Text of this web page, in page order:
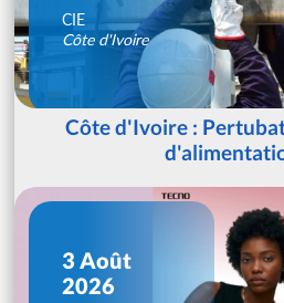
CIE
Côte d'Ivoire
Côte d'Ivoire :
3 Août
2026